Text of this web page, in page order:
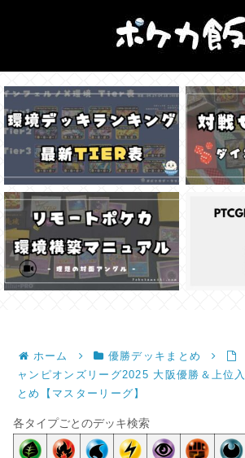
ホーム 優勝デッキまとめ
ャンピオンズリーグ2025 大阪優勝＆上位
とめ【マスターリーグ】
各タイプごとのデッキ検索